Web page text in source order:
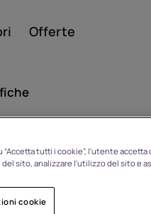
Offerte
Resi entro 14 giorni per
cambio idea
“Accetta tutti i cookie”, l'utente
sito, analizzare l'utilizzo del sito e
cookie